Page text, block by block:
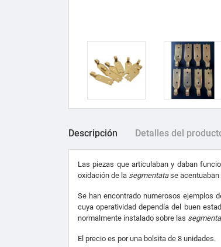
Descripción Detalles del
Las piezas que articulaban y daban
oxidación de la segmentatase acentuaban
Se han encontrado numerosos ejemplos
cuya operatividad dependía del buen
normalmente instalado sobre las
El precio es por una bolsita de 8 unidades.